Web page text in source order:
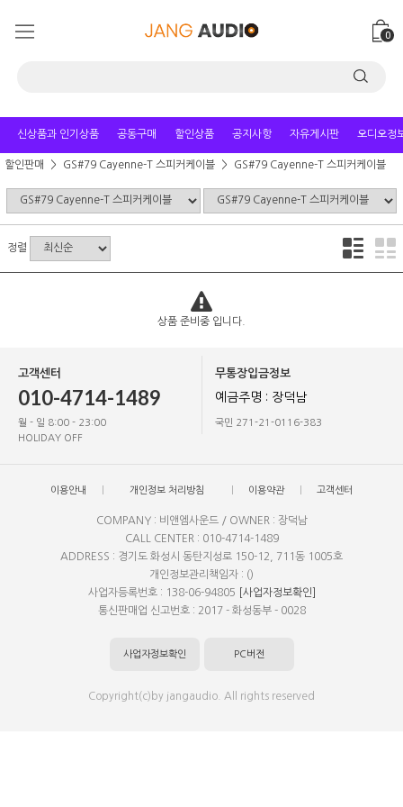
0
신상품과 인기상품 공동구매 할인상품 공지사항 자유게시판 오디오정
할인판매 GS#79 Cayenne-T 스피커케이블 GS#79 Cayenne-T 스피커케이블
정렬
상품 준비중 입니다.
고객센터
010-4714-1489
월 - 일 8:00 - 23:00
HOLIDAY OFF
무통장입금정보
예금주명 : 장덕남
국민 271-21-0116-383
이용안내 개인정보 처리방침 이용약관 고객센터
COMPANY : 비앤엠사운드 / OWNER : 장덕남
CALL CENTER : 010-4714-1489
ADDRESS : 경기도 화성시 동탄지성로 150-12, 711동 1005호
개인정보관리책임자 : ()
사업자등록번호 : 138-06-94805
[사업자정보확인]
통신판매업 신고번호 : 2017 - 화성동부 - 0028
사업자정보확인 PC버전
Copyright(c)by jangaudio. All rights reserved